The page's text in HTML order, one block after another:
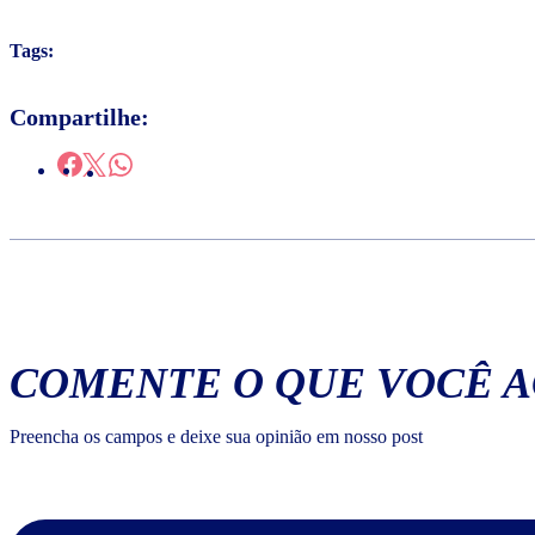
Tags:
Compartilhe:
COMENTE O QUE VOCÊ
Preencha os campos e deixe sua opinião em nosso post